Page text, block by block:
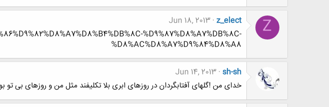
Z
z_elect
Jun 18, 2013
%D9%87%D8%A7%DB%8C-
%D8%AC%D8%A7%D9%84%D8%A8
sh-sh
Jun 14, 2013
خدای من !گلهای آفتابگردان در روزهای ابری بلا تکلیفند مثل من و روزهای بی تو